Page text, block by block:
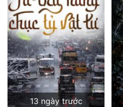
13 ngày trước